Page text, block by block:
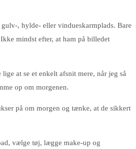
, hylde- eller vindueskarmplads. Bare
mindst efter, at ham på billedet
at se et enkelt afsnit mere, når jeg så
op om morgenen.
på om morgen og tænke, at de sikkert
vælge tøj, lægge make-up og